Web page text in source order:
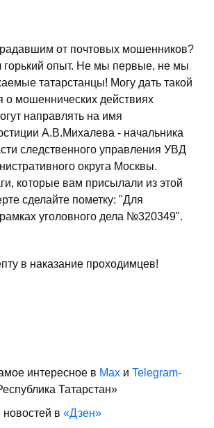
от почтовых мошенников?
опыт. Не мы первые, не мы
татарстанцы! Могу дать такой
о мошеннических действиях
направлять на имя
А.В.Михалева - начальника
следственного управления УВД
округа Москвы.
которые вам присылали из этой
сделайте пометку: "Для
уголовного дела №320349".
в наказание проходимцев!
интересное в Max и Telegram-
Татарстан»
в «Дзен»